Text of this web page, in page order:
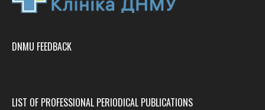
DNMU FEEDBACK
LIST OF PROFESSIONAL PERIODICAL PUBLICATIONS